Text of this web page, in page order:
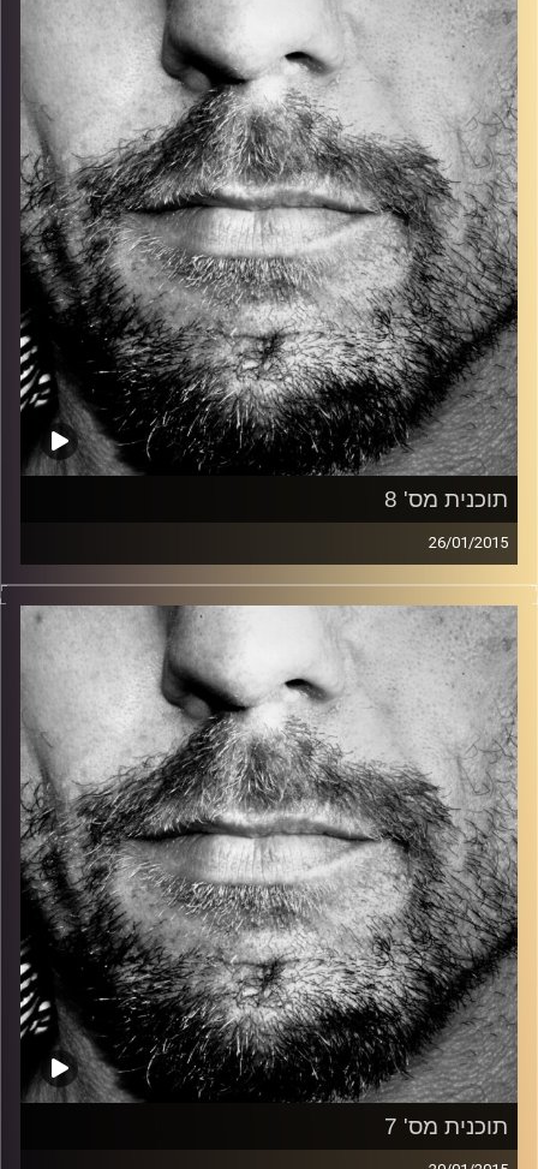
כל מה שחי, אמיתי ונושם.
עם שמוליק רגב.
קרדיט תמונות: David Goehring
תוכנית מס' 8
26/01/2015
זיפים, מוזיקה מחוספסת של הופעות חיות. הרבה ג'אם, רוק,
בלוז, bluegrass, ג'אז, Fאנק, פרוגרסיב ואפילו אלקטרוניקה.
כל מה שחי, אמיתי ונושם.
עם שמוליק רגב.
קרדיט תמונות: David Goehring
תוכנית מס' 7